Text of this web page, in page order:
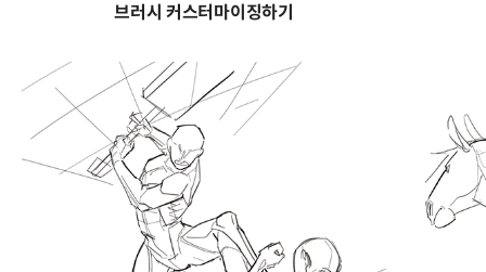
브러시 커스터마이징하기